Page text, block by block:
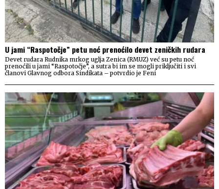
U jami “Raspotočje” petu noć prenoćilo devet zeničkih rudara
Devet rudara Rudnika mrkog uglja Zenica (RMUZ) već su petu noć
prenoćili u jami “Raspotočje”, a sutra bi im se mogli priključiti i svi
članovi Glavnog odbora Sindikata – potvrdio je Feni